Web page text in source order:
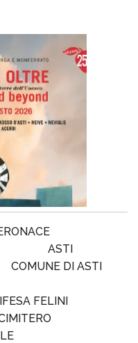
ASTI
COMUNE DI ASTI
FELINI